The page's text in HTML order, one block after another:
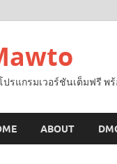
ปรแกรมเวอร์ชันเต็มฟรี พ
ABOUT